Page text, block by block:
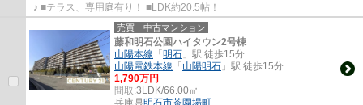
♪ ■テラス、専用庭有り！ ■LDK約20.5帖！
売買｜中古マンション
藤和明石公園ハイタウン2号棟
山陽本線 「明石 」駅 徒歩15分
山陽電鉄本線 「山陽明石 」駅 徒歩15分
1,790万円
間取:3LDK/66.00㎡
兵庫県明石市茶園場町